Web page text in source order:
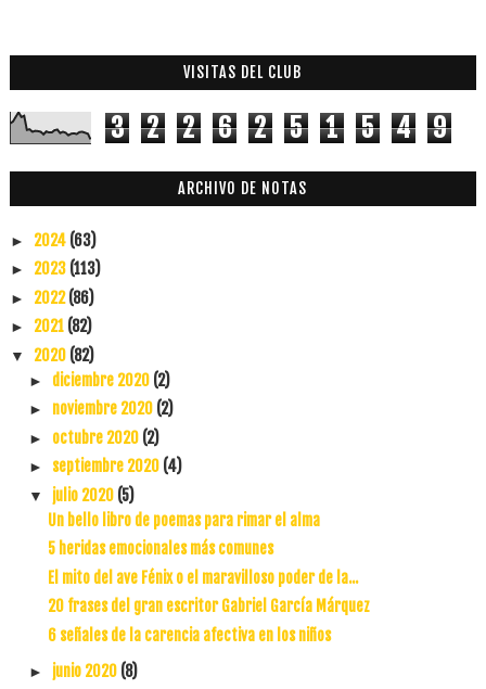
VISITAS DEL CLUB
3 2 2 6 2 5 1 5 4 9
ARCHIVO DE NOTAS
► 2024 (63)
► 2023 (113)
► 2022(86)
► 2021 (82)
▼ 2020 (82)
► diciembre 2020 (2)
► noviembre 2020 (2)
► octubre 2020 (2)
► septiembre 2020 (4)
▼ julio 2020 (5)
Un bello libro de poemas para rimar el alma
5 heridas emocionales más comunes
El mito del ave Fénix o el maravilloso poder de la...
20 frases del gran escritor Gabriel García Márquez
6 señales de la carencia afectiva en los niños
► junio 2020 (8)